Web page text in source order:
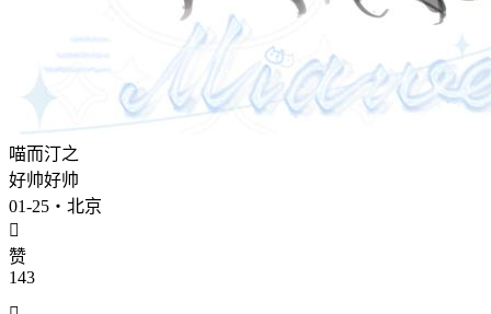
喵而汀之
好帅好帅
01-25・北京

赞
143